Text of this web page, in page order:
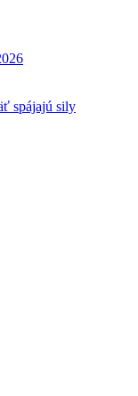
spájajú sily